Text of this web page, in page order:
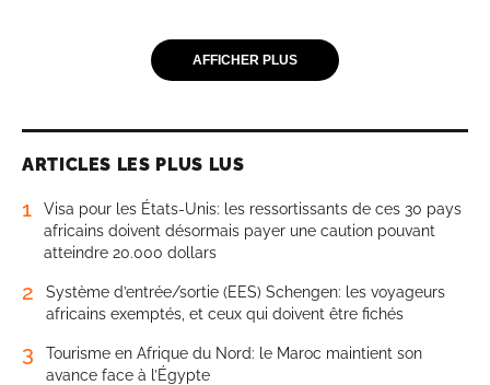
AFFICHER PLUS
ARTICLES LES PLUS LUS
1
Visa pour les États-Unis: les ressortissants de ces 30 pays
africains doivent désormais payer une caution pouvant
atteindre 20.000 dollars
2
Système d’entrée/sortie (EES) Schengen: les voyageurs
africains exemptés, et ceux qui doivent être fichés
3
Tourisme en Afrique du Nord: le Maroc maintient son
avance face à l’Égypte